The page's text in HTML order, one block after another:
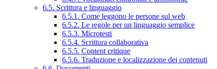
6.5. Scrittura e linguaggio
6.5.1. Come leggono le persone sul web
6.5.2. Le regole per un linguaggio semplice
6.5.3. Microtesti
6.5.4. Scrittura collaborativa
6.5.5. Content critique
6.5.6. Traduzione e localizzazione dei contenuti